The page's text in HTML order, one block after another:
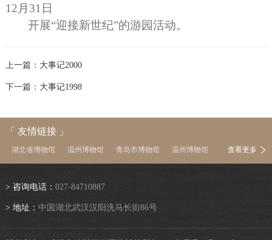
12 月 31 日
开展“迎接新世纪”的游园活动。
上一篇： 大事记2000
下一篇： 大事记1998
「 友情链接 」
湖北省博物馆 温州博物馆 青岛市博物馆 温州博物馆
河南博物院 湖南省博物馆
中国国家博物馆 故宫博物院 中国文物信息网
查看更多
> 咨询电话： 027-84710887
> 地址： 中国湖北武汉汉阳洗马长街86号